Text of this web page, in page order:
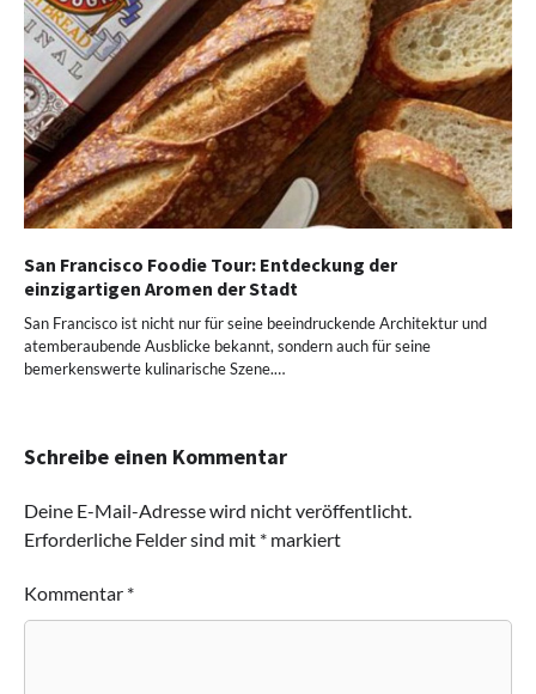
San Francisco Foodie Tour: Entdeckung der
einzigartigen Aromen der Stadt
San Francisco ist nicht nur für seine beeindruckende Architektur und
atemberaubende Ausblicke bekannt, sondern auch für seine
bemerkenswerte kulinarische Szene.…
Schreibe einen Kommentar
Deine E-Mail-Adresse wird nicht veröffentlicht.
Erforderliche Felder sind mit * markiert
Kommentar *